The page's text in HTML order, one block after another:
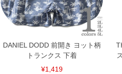
ンピュータ画面）によって、商品の色味が若
ください。
※当店での掲載商品は、実店鋪と在庫を共用
舗からのお取り寄せ等により、お客様にご
す。そのようなことがない様最大限に努めて
連絡させて頂きますので予めご了承ください。
ITEM INTRODUCTION
DANIEL DODD 前開き ヨット柄
トランクス 下着
¥1,419